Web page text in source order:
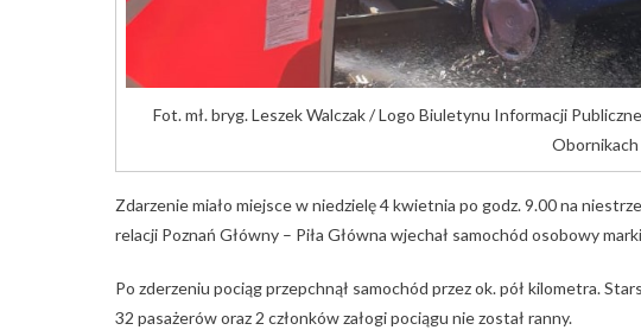
Fot. mł. bryg. Leszek Walczak / Logo Biuletynu Informacji
Obornikach
Zdarzenie miało miejsce w niedzielę 4 kwietnia po godz. 9.00 na
relacji Poznań Główny – Piła Główna wjechał samochód osobowy
Po zderzeniu pociąg przepchnął samochód przez ok. pół kilometra.
32 pasażerów oraz 2 członków załogi pociągu nie został ranny.